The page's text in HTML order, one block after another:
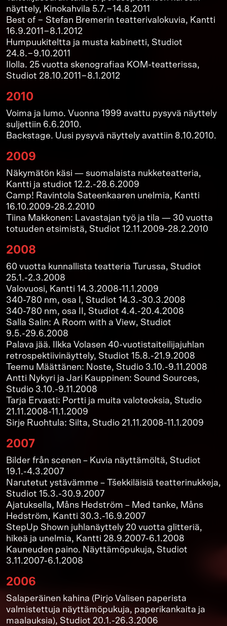
näyttely, Kinokahvila 5.7.−14.8.2011
Best of − Stefan Bremerin teatterivalokuvia, Kantti
16.9.2011−8.1.2012
Humpuukiteltta ja musta kabinetti, Studiot
24.8.−9.10.2011
Ilolla. 25 vuotta skenografiaa KOM-teatterissa,
Studiot 28.10.2011−8.1.2012
2010
Voima ja lumo. Vuonna 1999 avattu pysyvä näyttely
suljettiin 6.6.2010.
Backstage. Uusi pysyvä näyttely avattiin 8.10.2010.
2009
Näkymätön käsi — suomalaista nukketeatteria,
Kantti ja studiot 12.2.-28.6.2009
Camp! Ravintola Sateenkaaren unelmia, Kantti
16.10.2009-28.2.2010
Tiina Makkonen: Lavastajan työ ja tila — 30 vuotta
totuuden etsimistä, Studiot 12.11.2009-28.2.2010
2008
60 vuotta kunnallista teatteria Turussa, Studiot
25.1.-2.3.2008
Valovuosi, Kantti 14.3.2008-11.1.2009
340-780 nm, osa I, Studiot 14.3.-30.3.2008
340-780 nm, osa II, Studiot 4.4.-20.4.2008
Salla Salin: A Room with a View, Studiot
9.5.-29.6.2008
Palava jää. Ilkka Volasen 40-vuotistaiteilijajuhlan
retrospektiivinäyttely, Studiot 15.8.-21.9.2008
Teemu Määttänen: Noste, Studio 3.10.-9.11.2008
Antti Nykyri ja Jari Kauppinen: Sound Sources,
Studio 3.10.-9.11.2008
Tarja Ervasti: Portti ja muita valoteoksia, Studio
21.11.2008-11.1.2009
Sirje Ruohtula: Silta, Studio 21.11.2008-11.1.2009
2007
Bilder från scenen – Kuvia näyttämöltä, Studiot
19.1.-4.3.2007
Narutetut ystävämme – Tšekkiläisiä teatterinukkeja,
Studiot 15.3.-30.9.2007
Ajatuksella, Måns Hedström – Med tanke, Måns
Hedström, Kantti 30.3.-16.9.2007
StepUp Shown juhlanäyttely 20 vuotta glitteriä,
hikeä ja unelmia, Kantti 28.9.2007-6.1.2008
Kauneuden paino. Näyttämöpukuja, Studiot
3.11.2007-6.1.2008
2006
Salaperäinen kahina (Pirjo Valisen paperista
valmistettuja näyttämöpukuja, paperikankaita ja
maalauksia), Studiot 20.1.-26.3.2006